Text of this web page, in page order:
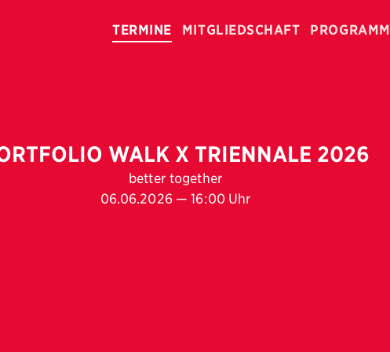
TERMINE MITGLIEDSCHAFT PROGRAMM
WALK X TRIENNALE 2026
better together
06.06.2026 — 16:00 Uhr